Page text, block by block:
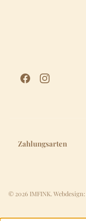
Zahlungsarten
© 2026 IMFINK. Webdesign: